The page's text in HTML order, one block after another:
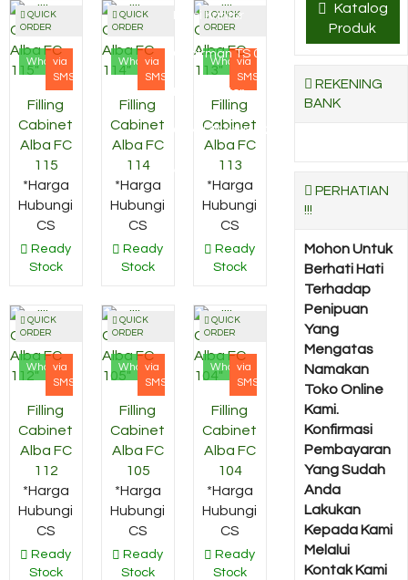
Kursi Kantor
Chairman TS 0103
Kursi Kantor
CHAIRMAN MC 2301
QUICK
ORDER
Whatsapp
via
SMS
Filling
Cabinet
Alba FC
115
*Harga
Hubungi
CS
Ready
Stock
QUICK
ORDER
Whatsapp
via
SMS
Filling
Cabinet
Alba FC
114
*Harga
Hubungi
CS
Ready
Stock
QUICK
ORDER
Whatsapp
via
SMS
Filling
Cabinet
Alba FC
113
*Harga
Hubungi
CS
Ready
Stock
QUICK
ORDER
Whatsapp
via
SMS
Filling
Cabinet
Alba FC
112
*Harga
Hubungi
CS
Ready
Stock
QUICK
ORDER
Whatsapp
via
SMS
Filling
Cabinet
Alba FC
105
*Harga
Hubungi
CS
Ready
Stock
QUICK
ORDER
Whatsapp
via
SMS
Filling
Cabinet
Alba FC
104
*Harga
Hubungi
CS
Ready
Stock
Katalog
Produk
REKENING
BANK
PERHATIAN
!!!
Mohon Untuk
Berhati Hati
Terhadap
Penipuan
Yang
Mengatas
Namakan
Toko Online
Kami.
Konfirmasi
Pembayaran
Yang Sudah
Anda
Lakukan
Kepada Kami
Melalui
Kontak Kami